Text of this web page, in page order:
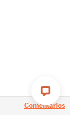
Comentarios